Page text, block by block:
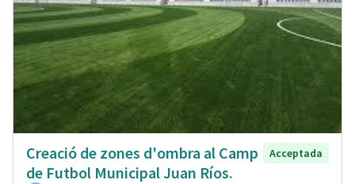
Creació de zones d'ombra al Camp
de Futbol Municipal Juan Ríos.
Acceptada